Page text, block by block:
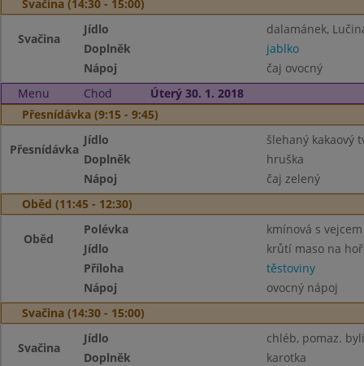
Svačina (14:30 - 15:00)
Svačina
Jídlo
dalamánek,
Doplněk
jablko
Nápoj
čaj ovocný
Menu
Chod
Úterý 30. 1. 2018
Přesnídávka (9:15 - 9:45)
Přesnídávka
Jídlo
šlehaný kakaový
Doplněk
hruška
Nápoj
čaj zelený
Oběd (11:45 - 12:30)
Oběd
Polévka
kmínová s vejcem
Jídlo
krůtí maso na
Příloha
těstoviny
Nápoj
ovocný nápoj
Svačina (14:30 - 15:00)
Svačina
Jídlo
chléb, pomaz.
Doplněk
karotka